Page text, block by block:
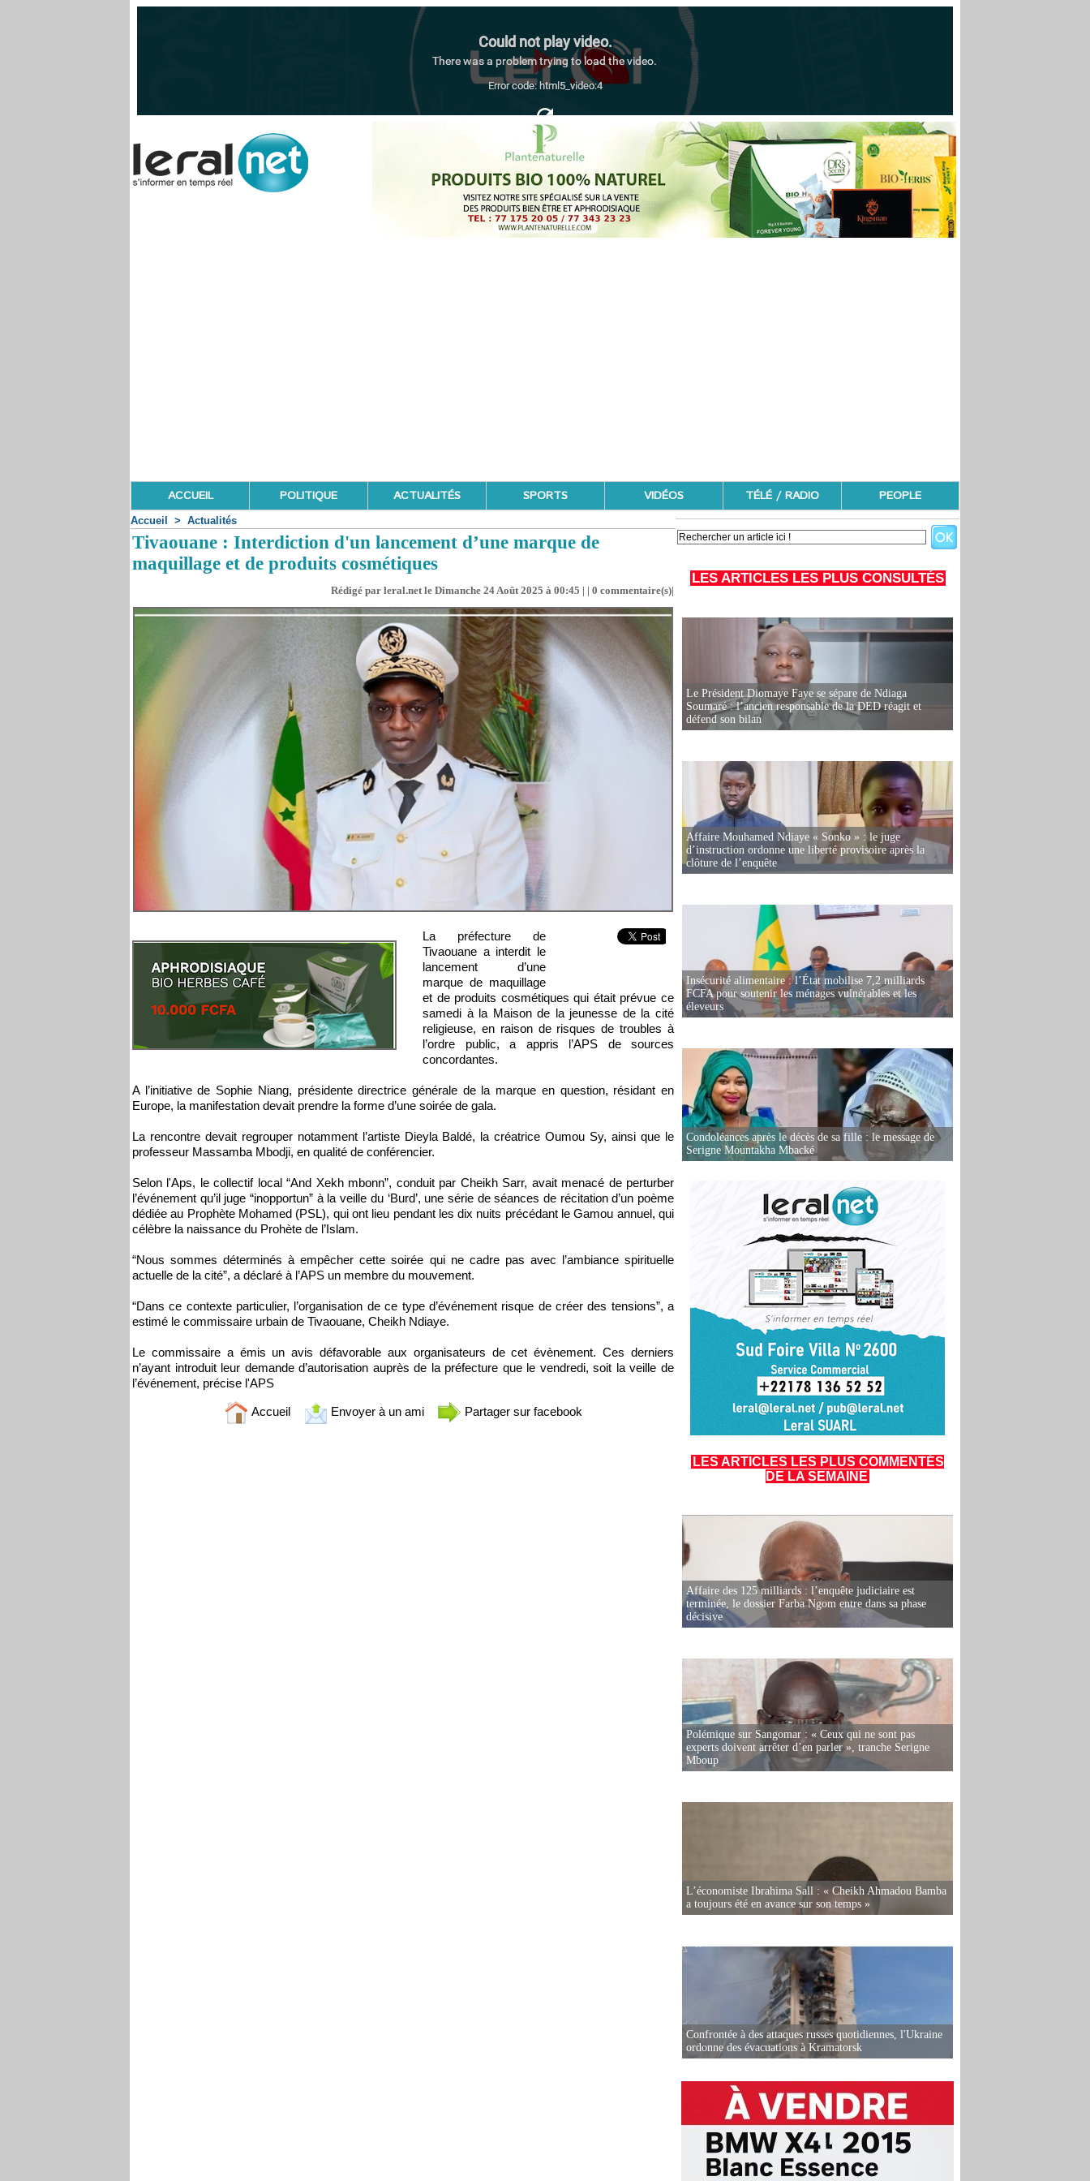
ACCUEIL POLITIQUE ACTUALITÉS SPORTS VIDÉOS TÉLÉ / RADIO PEOPLE
Accueil > Actualités
Tivaouane : Interdiction d'un lancement d’une marque de
maquillage et de produits cosmétiques
Rédigé par leral.net le Dimanche 24 Août 2025 à 00:45 | | 0 commentaire(s)|
La préfecture de
Tivaouane a interdit le
lancement d’une
marque de maquillage
et de produits cosmétiques qui était prévue ce
samedi à la Maison de la jeunesse de la cité
religieuse, en raison de risques de troubles à
l’ordre public, a appris l’APS de sources
concordantes.
A l’initiative de Sophie Niang, présidente directrice générale de la marque en question, résidant en
Europe, la manifestation devait prendre la forme d’une soirée de gala.
La rencontre devait regrouper notamment l’artiste Dieyla Baldé, la créatrice Oumou Sy, ainsi que le
professeur Massamba Mbodji, en qualité de conférencier.
Selon l'Aps, le collectif local “And Xekh mbonn”, conduit par Cheikh Sarr, avait menacé de perturber
l’événement qu’il juge “inopportun” à la veille du ‘Burd’, une série de séances de récitation d’un poème
dédiée au Prophète Mohamed (PSL), qui ont lieu pendant les dix nuits précédant le Gamou annuel, qui
célèbre la naissance du Prohète de l’Islam.
“Nous sommes déterminés à empêcher cette soirée qui ne cadre pas avec l’ambiance spirituelle
actuelle de la cité”, a déclaré à l’APS un membre du mouvement.
“Dans ce contexte particulier, l’organisation de ce type d’événement risque de créer des tensions”, a
estimé le commissaire urbain de Tivaouane, Cheikh Ndiaye.
Le commissaire a émis un avis défavorable aux organisateurs de cet évènement. Ces derniers
n’ayant introduit leur demande d’autorisation auprès de la préfecture que le vendredi, soit la veille de
l’événement, précise l'APS
Accueil Envoyer à un ami Partager sur facebook
LES ARTICLES LES PLUS CONSULTÉS
Le Président Diomaye Faye se sépare de Ndiaga
Soumaré : l’ancien responsable de la DED réagit et
défend son bilan
Affaire Mouhamed Ndiaye « Sonko » : le juge
d’instruction ordonne une liberté provisoire après la
clôture de l’enquête
Insécurité alimentaire : l’État mobilise 7,2 milliards
FCFA pour soutenir les ménages vulnérables et les
éleveurs
Condoléances après le décès de sa fille : le message de
Serigne Mountakha Mbacké
LES ARTICLES LES PLUS COMMENTÉS
DE LA SEMAINE
Affaire des 125 milliards : l’enquête judiciaire est
terminée, le dossier Farba Ngom entre dans sa phase
décisive
Polémique sur Sangomar : « Ceux qui ne sont pas
experts doivent arrêter d’en parler », tranche Serigne
Mboup
L’économiste Ibrahima Sall : « Cheikh Ahmadou Bamba
a toujours été en avance sur son temps »
Confrontée à des attaques russes quotidiennes, l'Ukraine
ordonne des évacuations à Kramatorsk